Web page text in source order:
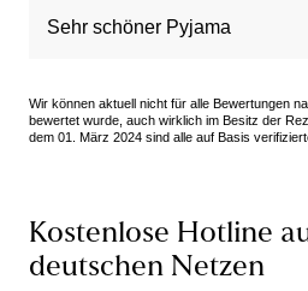
Sehr schöner Pyjama
Wir können aktuell nicht für alle Bewertungen
bewertet wurde, auch wirklich im Besitz der
dem 01. März 2024 sind alle auf Basis
Kostenlose Hotline
deutschen Netzen